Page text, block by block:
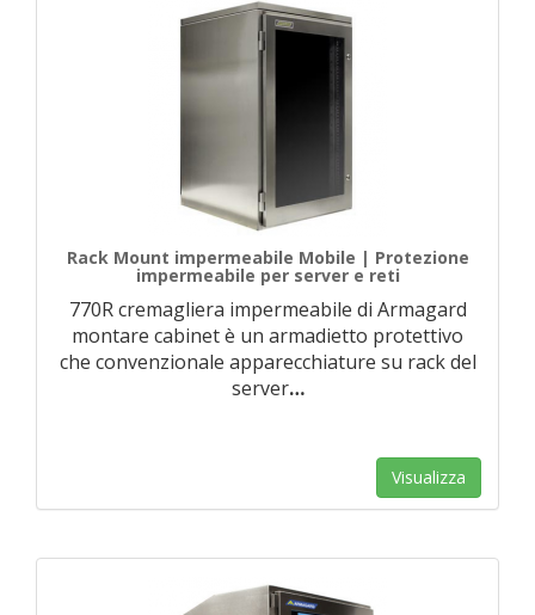
Rack Mount impermeabile Mobile | Protezione
impermeabile per server e reti
770R cremagliera impermeabile di Armagard
montare cabinet è un armadietto protettivo
che convenzionale apparecchiature su rack del
server…
Visualizza